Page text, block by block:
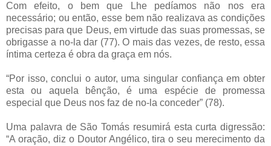
Com efeito, o bem que Lhe pedíamos não nos era
necessário; ou então, esse bem não realizava as condições
precisas para que Deus, em virtude das suas promessas, se
obrigasse a no-la dar (77). O mais das vezes, de resto, essa
íntima certeza é obra da graça em nós.
“Por isso, conclui o autor, uma singular confiança em obter
esta ou aquela bênção, é uma espécie de promessa
especial que Deus nos faz de no-la conceder” (78).
Uma palavra de São Tomás resumirá esta curta digressão:
“A oração, diz o Doutor Angélico, tira o seu merecimento da